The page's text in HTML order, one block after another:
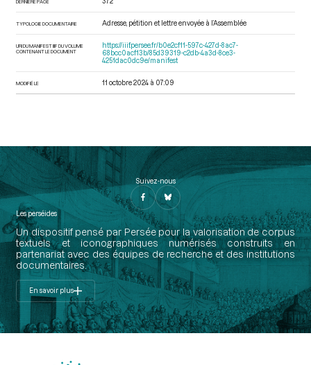
TYPOLOGIE DOCUMENTAIRE Adresse, pétition et lettre envoyée à l’Assemblée
URI DU MANIFEST IIIF DU VOLUME
CONTENANT LE DOCUMENT
https://iiif.persee.fr/b0e2cf11-597c-427d-8ac7-
68bcc0acf13b/85d39319-c2db-4a3d-8ce3-
4251dac0dc9e/manifest
MODIFIÉ LE 11 octobre 2024 à 07:09
Suivez-nous
Les perséides
Un dispositif pensé par Persée pour la valorisation de corpus
textuels et iconographiques numérisés construits en
partenariat avec des équipes de recherche et des institutions
documentaires.
En savoir plus